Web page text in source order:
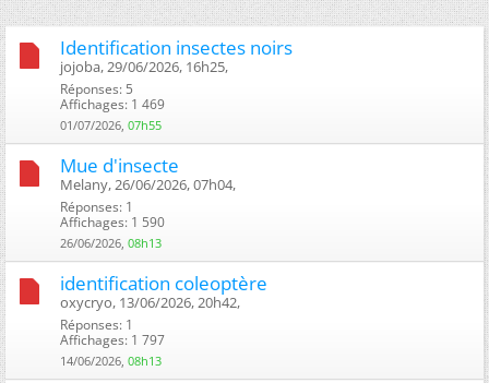
Identification insectes noirs
jojoba, 29/06/2026, 16h25, ‎
Réponses: 5
Affichages: 1 469
01/07/2026, 07h55
Mue d'insecte
Melany, 26/06/2026, 07h04, ‎
Réponses: 1
Affichages: 1 590
26/06/2026, 08h13
identification coleoptère
oxycryo, 13/06/2026, 20h42, ‎
Réponses: 1
Affichages: 1 797
14/06/2026, 08h13